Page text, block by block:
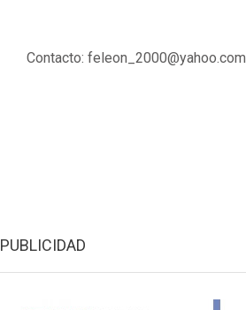
Contacto: feleon_2000@yahoo.com
PUBLICIDAD